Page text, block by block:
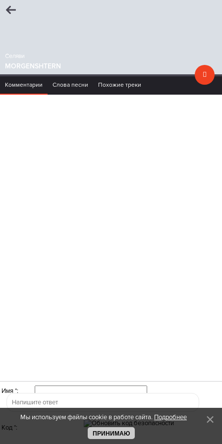
Селяви
MORGENSHTERN
Комментарии Слова песни Похожие треки
Имя *:
Код *:
Мы используем файлы cookie в работе сайта. Подробнее
ПРИНИМАЮ